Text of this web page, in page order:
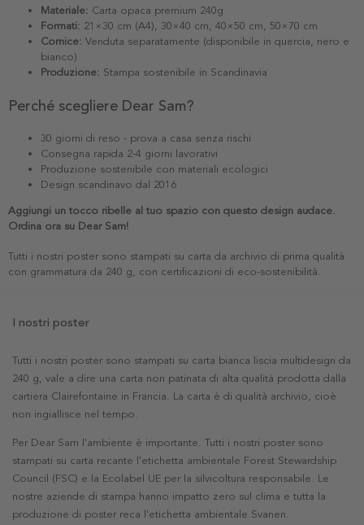
Materiale: Carta opaca premium 240g
Formati: 21×30 cm (A4), 30×40 cm, 40×50 cm, 50×70 cm
Cornice: Venduta separatamente (disponibile in quercia, nero e
bianco)
Produzione: Stampa sostenibile in Scandinavia
Perché scegliere Dear Sam?
30 giorni di reso - prova a casa senza rischi
Consegna rapida 2-4 giorni lavorativi
Produzione sostenibile con materiali ecologici
Design scandinavo dal 2016
Aggiungi un tocco ribelle al tuo spazio con questo design audace.
Ordina ora su Dear Sam!
Tutti i nostri poster sono stampati su carta da archivio di prima qualità
con grammatura da 240 g, con certificazioni di eco-sostenibilità.
I nostri poster
Tutti i nostri poster sono stampati su carta bianca liscia multidesign da
240 g, vale a dire una carta non patinata di alta qualità prodotta dalla
cartiera Clairefontaine in Francia. La carta è di qualità archivio, cioè
non ingiallisce nel tempo.
Per Dear Sam l'ambiente è importante. Tutti i nostri poster sono
stampati su carta recante l'etichetta ambientale Forest Stewardship
Council (FSC) e la Ecolabel UE per la silvicoltura responsabile. Le
nostre aziende di stampa hanno impatto zero sul clima e tutta la
produzione di poster reca l'etichetta ambientale Svanen.